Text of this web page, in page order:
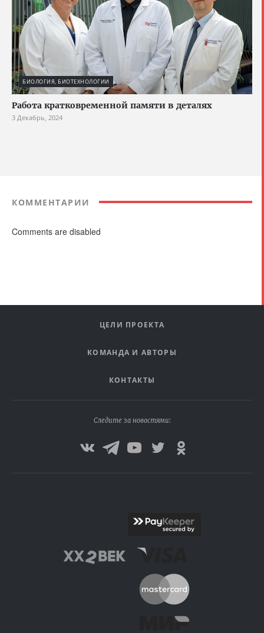
БИОЛОГИЯ, БИОТЕХНОЛОГИИ
Работа кратковременной памяти в деталях
3 Декабрь, 2024
КОММЕНТАРИИ
Comments are disabled
ЦЕЛИ ПРОЕКТА
КОМАНДА И АВТОРЫ
КОНТАКТЫ
Следите за новостями: